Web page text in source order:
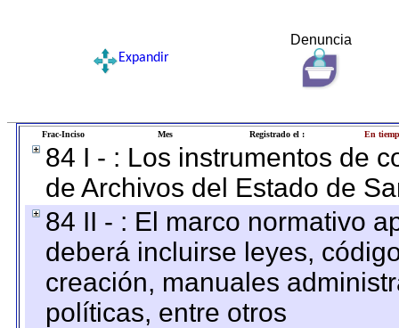
Denuncia
Expandir
Frac-Inciso Mes Registrado el : En
84 I - : Los instrumentos de
de Archivos del Estado de
84 II - : El marco normativo
deberá incluirse leyes,
creación, manuales
políticas, entre otros